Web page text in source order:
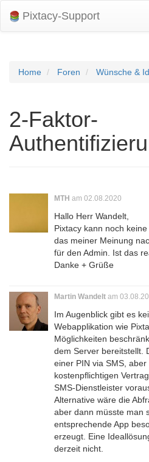
Pixtacy-Support
Home Foren Wünsche &
2-Faktor-
MTH am 02.08.2020
Hallo Herr Wandelt,
Pixtacy kann noch
das meiner Meinung
für den Admin. Ist das
Danke + Grüße
Martin Wandelt am
Im Augenblick gibt es
Webapplikation wie
Möglichkeiten
dem Server bereitstellt.
einer PIN via SMS,
kostenpflichtigen
SMS-Dienstleister
Alternative wäre die
aber dann müsste man
entsprechende App
erzeugt. Eine
derzeit nicht.